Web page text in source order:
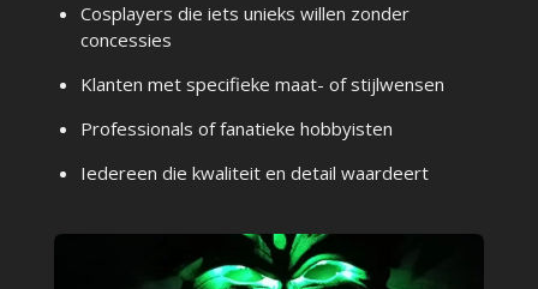
Cosplayers die iets unieks willen zonder
concessies
Klanten met specifieke maat- of stijlwensen
Professionals of fanatieke hobbyisten
Iedereen die kwaliteit en detail waardeert